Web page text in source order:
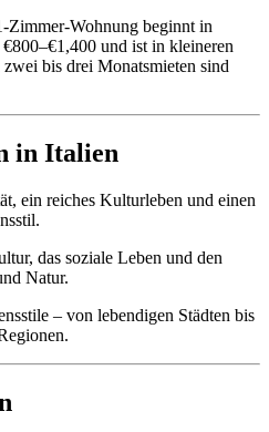
Zimmer-Wohnung beginnt in
und ist in kleineren
bis drei Monatsmieten sind
in Italien
ein reiches Kulturleben und einen
das soziale Leben und den
Natur.
– von lebendigen Städten bis